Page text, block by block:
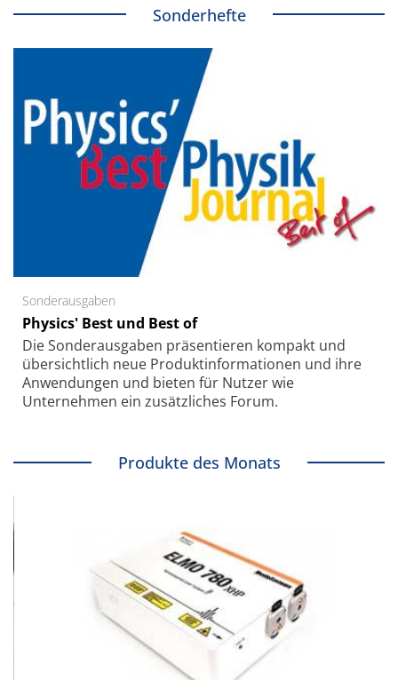
Sonderhefte
Sonderausgaben
Physics' Best und Best of
Die Sonder­ausgaben präsentieren kompakt und
übersichtlich neue Produkt­informationen und ihre
Anwendungen und bieten für Nutzer wie
Unternehmen ein zusätzliches Forum.
Produkte des Monats